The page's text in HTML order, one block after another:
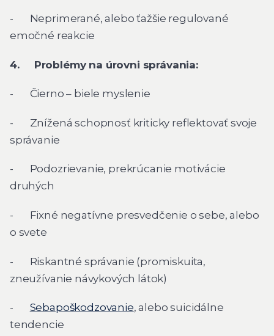
- Neprimerané, alebo ťažšie regulované
emočné reakcie
4. Problémy na úrovni správania:
- Čierno – biele myslenie
- Znížená schopnosť kriticky reflektovať svoje
správanie
- Podozrievanie, prekrúcanie motivácie
druhých
- Fixné negatívne presvedčenie o sebe, alebo
o svete
- Riskantné správanie (promiskuita,
zneužívanie návykových látok)
- Sebapoškodzovanie, alebo suicidálne
tendencie